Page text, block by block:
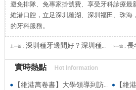
避免排隊、免專家掛號費、享受牙科診療最
維港口腔，立足深圳羅湖、深圳福田、珠海
的牙科服務。
上一篇： 深圳種牙邊間好？深圳種牙收費？點解韓國登騰種牙收費平D？ 下一篇： 長者
實時熱點 Hot Information
【維港萬卷書】大學領導到訪維港口腔參觀交流 高度讚賞院感消毒與規範化管理
【維港老友